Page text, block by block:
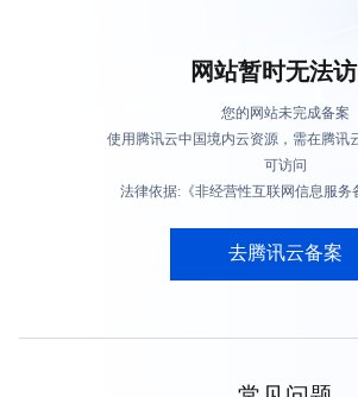
网站暂时无法
您的网站未完成备案
使用腾讯云中国境内云资源，需在腾讯
可访问
法律依据:《非经营性互联网信息服务
去腾讯云备案